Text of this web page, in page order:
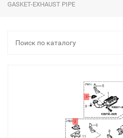
GASKET-EXHAUST PIPE